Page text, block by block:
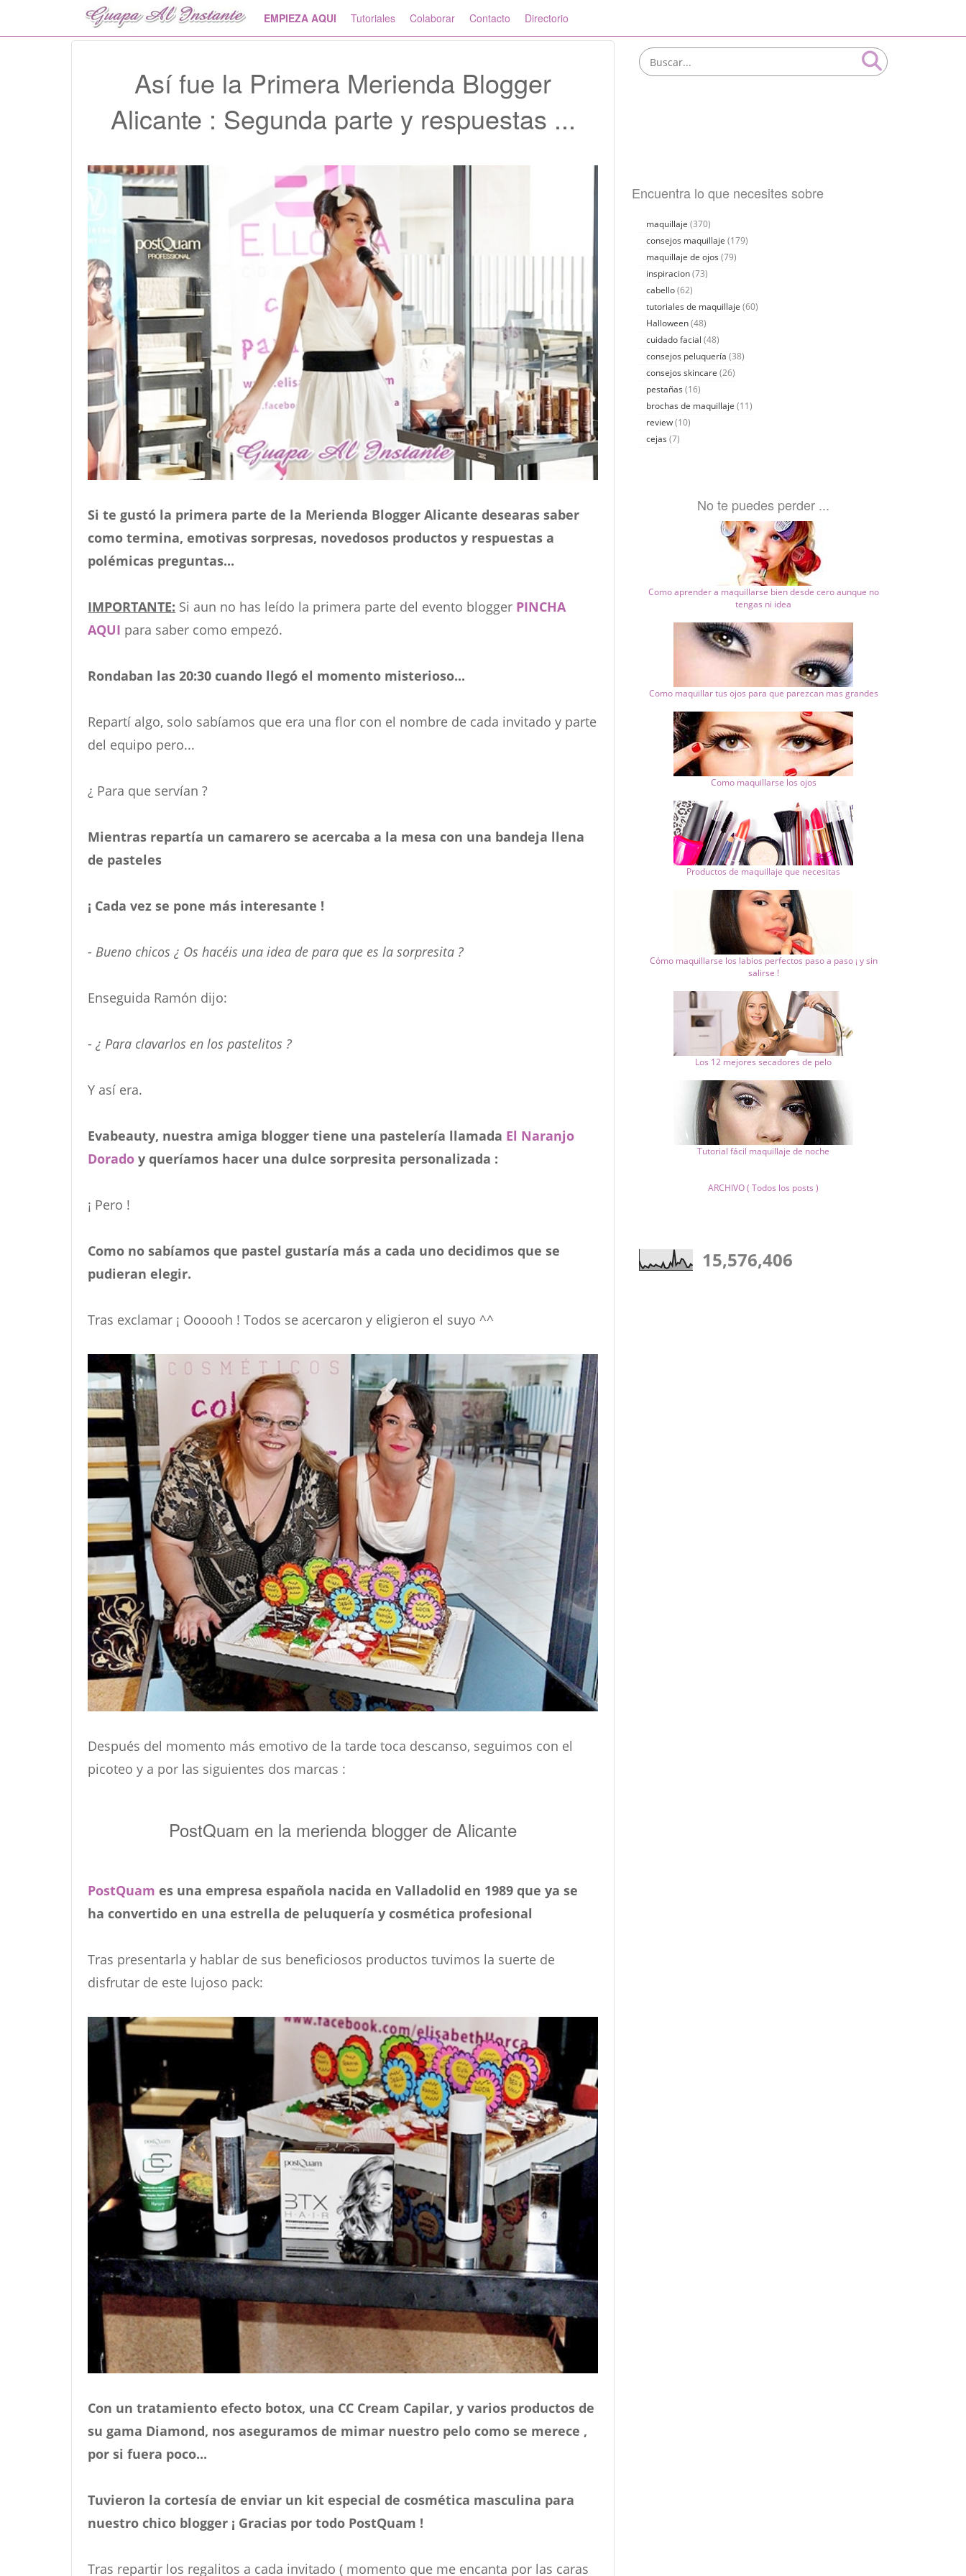
EMPIEZA AQUI Tutoriales Colaborar Contacto Directorio
Así fue la Primera Merienda Blogger
Alicante : Segunda parte y respuestas ...
Si te gustó la primera parte de la Merienda Blogger Alicante desearas saber
como termina, emotivas sorpresas, novedosos productos y respuestas a
polémicas preguntas...
IMPORTANTE: Si aun no has leído la primera parte del evento blogger PINCHA
AQUI para saber como empezó.
Rondaban las 20:30 cuando llegó el momento misterioso...
Repartí algo, solo sabíamos que era una flor con el nombre de cada invitado y parte
del equipo pero...
¿ Para que servían ?
Mientras repartía un camarero se acercaba a la mesa con una bandeja llena
de pasteles
¡ Cada vez se pone más interesante !
- Bueno chicos ¿ Os hacéis una idea de para que es la sorpresita ?
Enseguida Ramón dijo:
-¿ Para clavarlos en los pastelitos ?
Y así era.
Evabeauty, nuestra amiga blogger tiene una pastelería llamada El Naranjo
Dorado y queríamos hacer una dulce sorpresita personalizada :
¡ Pero !
Como no sabíamos que pastel gustaría más a cada uno decidimos que se
pudieran elegir.
Tras exclamar ¡ Oooooh ! Todos se acercaron y eligieron el suyo ^^
Después del momento más emotivo de la tarde toca descanso, seguimos con el
picoteo y a por las siguientes dos marcas :
PostQuam en la merienda blogger de Alicante
PostQuam es una empresa española nacida en Valladolid en 1989 que ya se
ha convertido en una estrella de peluquería y cosmética profesional
Tras presentarla y hablar de sus beneficiosos productos tuvimos la suerte de
disfrutar de este lujoso pack:
Con un tratamiento efecto botox, una CC Cream Capilar, y varios productos de
su gama Diamond, nos aseguramos de mimar nuestro pelo como se merece ,
por si fuera poco...
Tuvieron la cortesía de enviar un kit especial de cosmética masculina para
nuestro chico blogger ¡ Gracias por todo PostQuam !
Tras repartir los regalitos a cada invitado ( momento que me encanta por las caras
Encuentra lo que necesites sobre
maquillaje (370)
consejos maquillaje (179)
maquillaje de ojos (79)
inspiracion(73)
cabello(62)
tutoriales de maquillaje (60)
Halloween(48)
cuidado facial (48)
consejos peluquería (38)
consejos skincare (26)
pestañas (16)
brochas de maquillaje (11)
review(10)
cejas (7)
No te puedes perder ...
Como aprender a maquillarse bien desde cero aunque no
tengas ni idea
Como maquillar tus ojos para que parezcan mas grandes
Como maquillarse los ojos
Productos de maquillaje que necesitas
Cómo maquillarse los labios perfectos paso a paso ¡ y sin
salirse !
Los 12 mejores secadores de pelo
Tutorial fácil maquillaje de noche
ARCHIVO ( Todos los posts )
15,576,406